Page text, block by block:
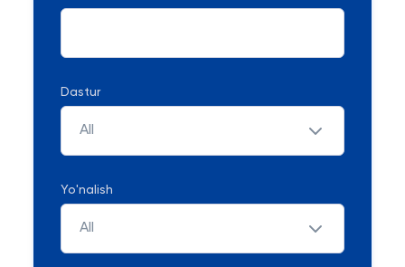
Dastur
All
Yo'nalish
All